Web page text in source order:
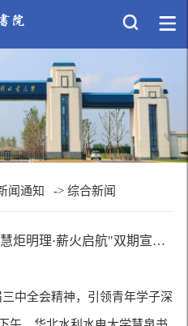
闻通知 -> 综合新闻
2025思政教育领航行动--"慧炬明理·薪火启航"双期宣讲会首场讲座开讲：深度解读改革...
中全会精神，引领青年学子深